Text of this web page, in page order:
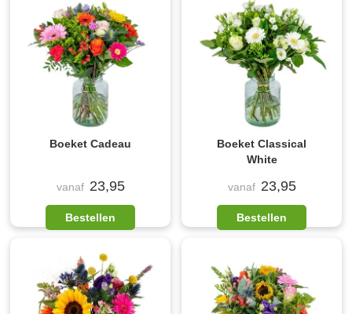
Boeket Cadeau
vanaf 23,95
Bestellen
Boeket Classical
White
vanaf 23,95
Bestellen